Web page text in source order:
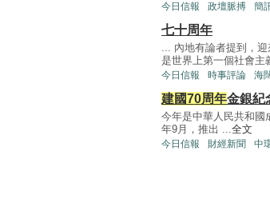
今日信報 政壇脈搏 簡
七十周年
... 內地有論者提到，迎
是世界上第一個社會主
今日信報 時事評論 海
建國70周年金銀紀
今年是中華人民共和國
年9月，推出 ...全文
今日信報 財經新聞 中